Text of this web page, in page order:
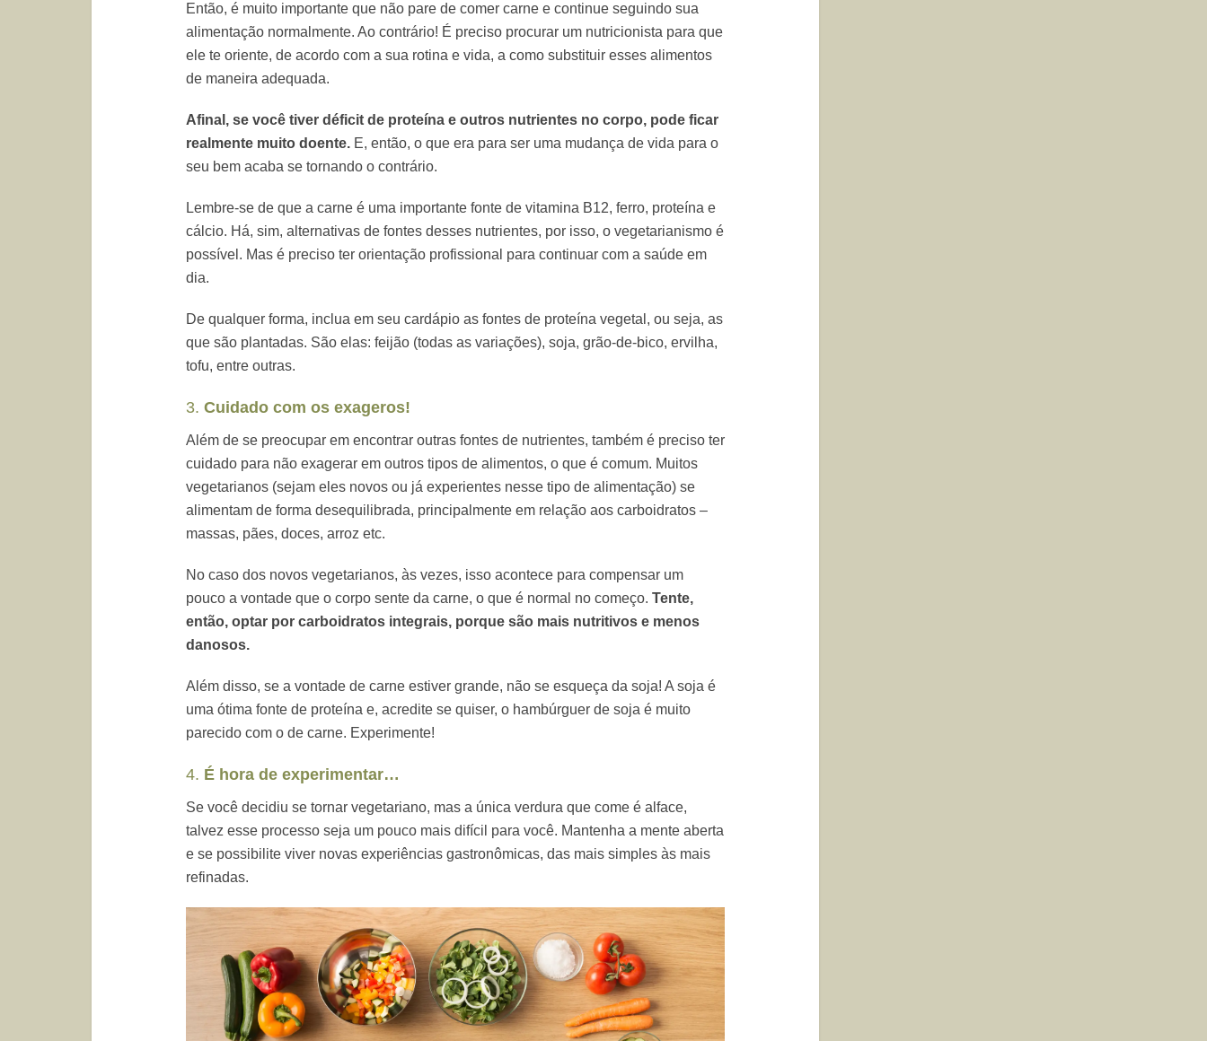
Então, é muito importante que não pare de comer carne e continue seguindo sua
alimentação normalmente. Ao contrário! É preciso procurar um nutricionista para que
ele te oriente, de acordo com a sua rotina e vida, a como substituir esses alimentos
de maneira adequada.
Afinal, se você tiver déficit de proteína e outros nutrientes no corpo, pode ficar
realmente muito doente. E, então, o que era para ser uma mudança de vida para o
seu bem acaba se tornando o contrário.
Lembre-se de que a carne é uma importante fonte de vitamina B12, ferro, proteína e
cálcio. Há, sim, alternativas de fontes desses nutrientes, por isso, o vegetarianismo é
possível. Mas é preciso ter orientação profissional para continuar com a saúde em
dia.
De qualquer forma, inclua em seu cardápio as fontes de proteína vegetal, ou seja, as
que são plantadas. São elas: feijão (todas as variações), soja, grão-de-bico, ervilha,
tofu, entre outras.
3. Cuidado com os exageros!
Além de se preocupar em encontrar outras fontes de nutrientes, também é preciso ter
cuidado para não exagerar em outros tipos de alimentos, o que é comum. Muitos
vegetarianos (sejam eles novos ou já experientes nesse tipo de alimentação) se
alimentam de forma desequilibrada, principalmente em relação aos carboidratos –
massas, pães, doces, arroz etc.
No caso dos novos vegetarianos, às vezes, isso acontece para compensar um
pouco a vontade que o corpo sente da carne, o que é normal no começo. Tente,
então, optar por carboidratos integrais, porque são mais nutritivos e menos
danosos.
Além disso, se a vontade de carne estiver grande, não se esqueça da soja! A soja é
uma ótima fonte de proteína e, acredite se quiser, o hambúrguer de soja é muito
parecido com o de carne. Experimente!
4. É hora de experimentar…
Se você decidiu se tornar vegetariano, mas a única verdura que come é alface,
talvez esse processo seja um pouco mais difícil para você. Mantenha a mente aberta
e se possibilite viver novas experiências gastronômicas, das mais simples às mais
refinadas.